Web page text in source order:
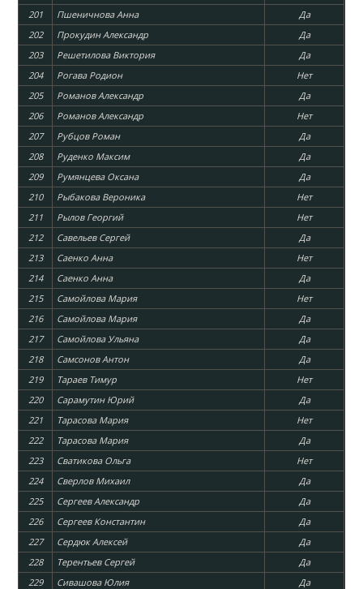
201 Пшеничнова Анна
Да
202
Прокудин Александр
Да
203
Решетилова Виктория
Да
204
Рогава Родион
Нет
205
Романов Александр
Да
206
Романов Александр
Нет
207
Рубцов Роман
Да
208
Руденко Максим
Да
209
Румянцева Оксана
Да
210
Рыбакова Вероника
Нет
211
Рылов Георгий
Нет
212
Савельев Сергей
Да
213
Саенко Анна
Нет
214
Саенко Анна
Да
215
Самойлова Мария
Нет
216
Самойлова Мария
Да
217
Самойлова Ульяна
Да
218
Самсонов Антон
Да
219
Тараев Тимур
Нет
220
Сарамутин Юрий
Да
221
Тарасова Мария
Нет
222
Тарасова Мария
Да
223
Сватикова Ольга
Нет
224
Сверлов Михаил
Да
225
Сергеев Александр
Да
226
Сергеев Константин
Да
227
Сердюк Алексей
Да
228
Терентьев Сергей
Да
229
Сивашова Юлия
Да